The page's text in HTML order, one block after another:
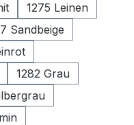
1275 Leinen
Sandbeige
1282 Grau